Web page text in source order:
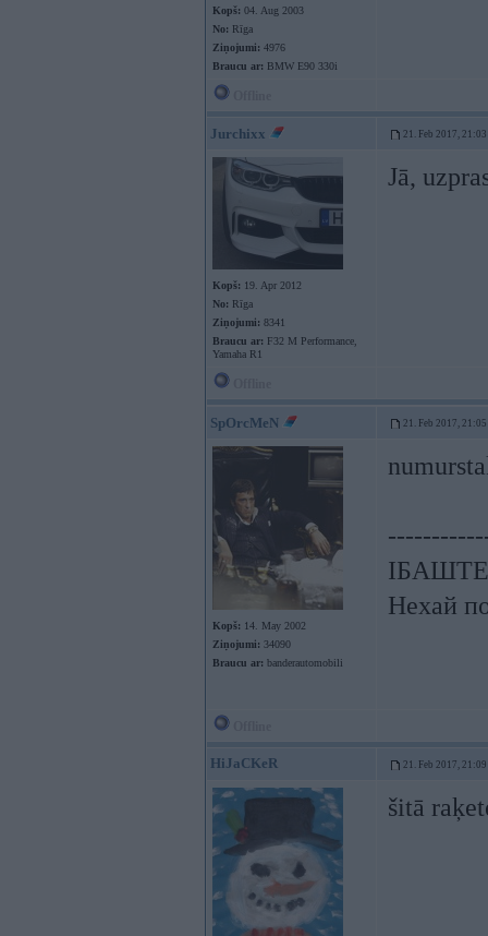
Kopš: 04. Aug 2003
No: Rīga
Ziņojumi: 4976
Braucu ar: BMW E90 330i
Jurchixx 21. Feb 2017, 21:03
Kopš: 19. Apr 2012
No: Rīga
Ziņojumi: 8341
Braucu ar: F32 M Performance,
Yamaha R1
Jā,
SpOrcMeN 21. Feb 2017, 21:05
Kopš: 14. May 2002
Ziņojumi: 34090
Braucu ar: banderautomobili
Нехай
HiJaCKeR 21. Feb 2017, 21:09
šitā